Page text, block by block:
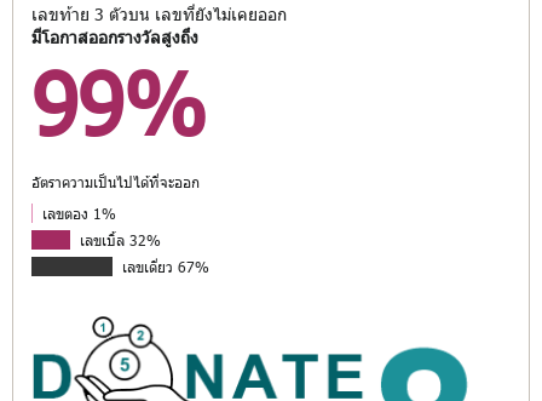
เลขท้าย 3 ตัวบน เลขที่ยังไม่เคยออก
มีโอกาสออกรางวัลสูงถึง
99%
อัตราความเป็นไปได้ที่จะออก
เลขตอง 1%
เลขเบิ้ล 32%
เลขเดี่ยว 67%